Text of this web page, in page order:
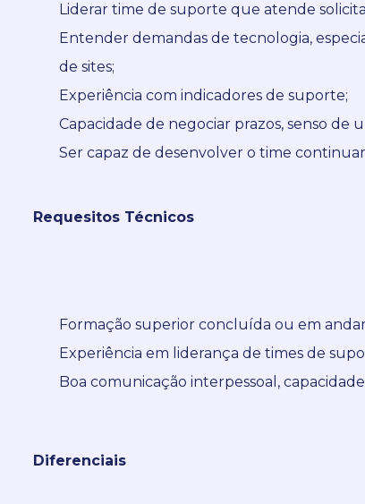
Liderar time de suporte que atende
Entender demandas de tecnologia,
de sites;
Experiência com indicadores de suporte;
Capacidade de negociar prazos, senso de
Ser capaz de desenvolver o time
Requesitos Técnicos
Formação superior concluída ou em
Experiência em liderança de times de
Boa comunicação interpessoal,
Diferenciais